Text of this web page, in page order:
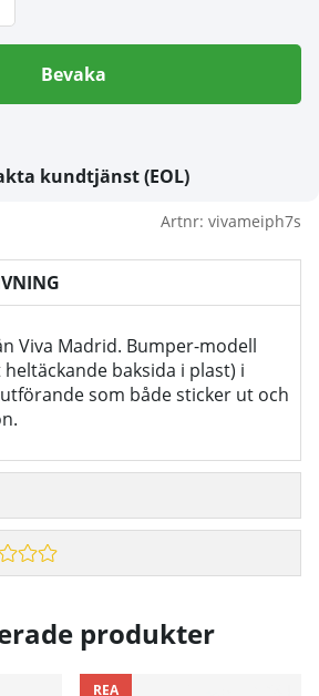
Bevaka
kundtjänst (EOL)
Artnr: vivameiph7s
Viva Madrid. Bumper-modell
baksida i plast) i
som både sticker ut och
produkter
REA